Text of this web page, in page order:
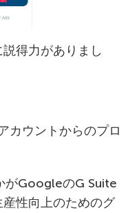
得力がありまし
カウントからのプロ
がGoogleのG Suite
性向上のためのグ